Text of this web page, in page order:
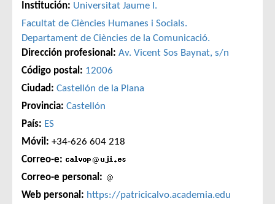
Institución: Universitat Jaume I.
Facultat de Ciències Humanes i Socials.
Departament de Ciències de la Comunicació.
Dirección profesional: Av. Vicent Sos Baynat, s/n
Código postal: 12006
Ciudad: Castellón de la Plana
Provincia: Castellón
País: ES
Móvil: +34-626 604 218
Correo-e:
Correo-e personal:
Web personal: https://patricicalvo.academia.edu